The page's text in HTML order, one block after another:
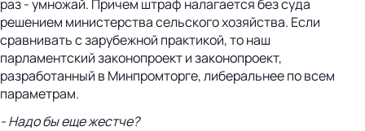
раз - умножай. Причем штраф налагается без суда
решением министерства сельского хозяйства. Если
сравнивать с зарубежной практикой, то наш
парламентский законопроект и законопроект,
разработанный в Минпромторге, либеральнее по всем
параметрам.
- Надо бы еще жестче?